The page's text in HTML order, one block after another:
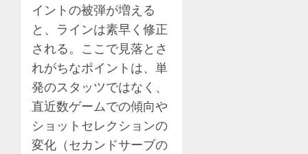
イントの被弾が増える
と、ラインは素早く修正
される。ここで見落とさ
れがちなポイントは、単
発のスタッツではなく、
直近数ゲームでの傾向や
ショットセレクションの
変化（セカンドサーブの